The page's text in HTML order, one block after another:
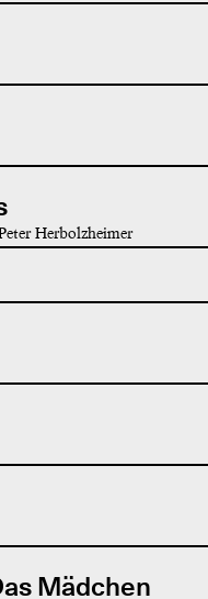
Herbolzheimer
Mädchen